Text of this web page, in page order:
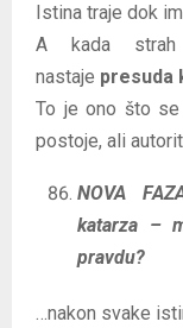
Istina traje dok
A kada
nastaje presuda
To je ono što se
postoje, ali
NOVA
katarza –
pravdu?
…nakon svake